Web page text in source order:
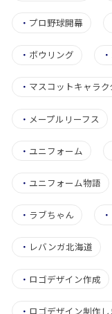
・ プロ野球開幕
・ ボウリング ・
・ マスコットキャラク
・ メープルリーフス
・ ユニフォーム
・ ユニフォーム物語
・ ラブちゃん ・
・ レバンガ北海道
・ ロゴデザイン作成
・ ロゴデザイン制作し